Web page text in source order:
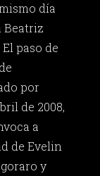
día
Beatriz
paso de
por
de 2008,
a
de Evelin
y